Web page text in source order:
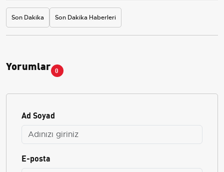
Son Dakika Son Dakika Haberleri
Yorumlar 0
Ad Soyad
E-posta